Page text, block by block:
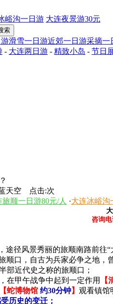
峪沟一日游 大连夜景游30元
索
滑雪一日游近郊一日游采摘一
- 大连两日游 - 精致小岛 - 节日
天空 点击:次
旅顺一日游80元/人 ·大连冰峪沟
咨询
途径风景秀丽的旅顺南路前往“
顺口，自古为兵家必争之地
部近代史之称的旅顺口；
在甲午战争中起到一定作用
【蛇博物馆 约30分钟】 观看镇馆
历史的变迁；